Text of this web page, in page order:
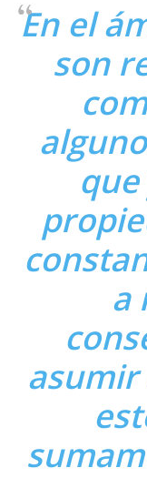
En el
son
a